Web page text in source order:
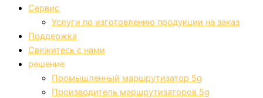
Сервис
Услуги по изготовлению продукции на заказ
Поддержка
Свяжитесь с нами
решение
Промышленный маршрутизатор 5g
Производитель маршрутизаторов 5g